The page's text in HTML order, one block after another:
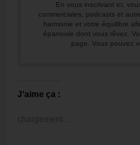
En vous inscrivant ici,
commerciales, podcasts et
harmonie et votre équilibre
épanouie dont vous rêvez.
page. Vous pouvez
J’aime ça :